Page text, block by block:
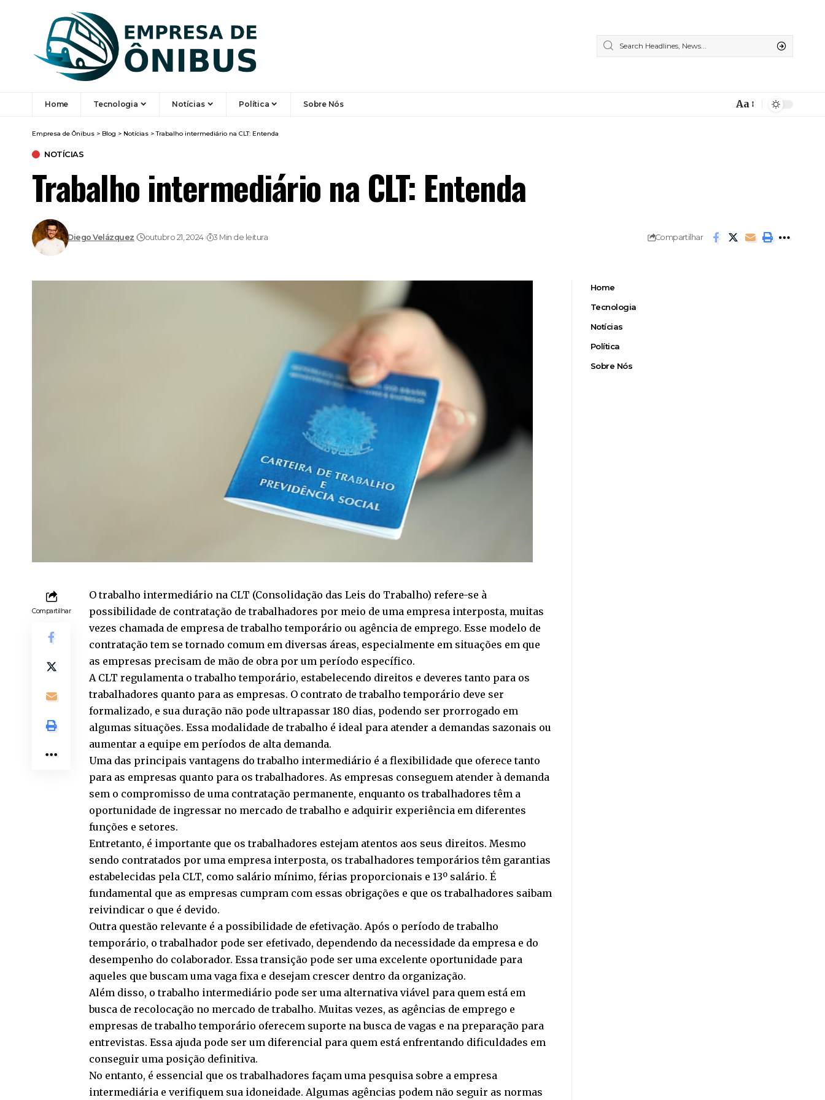
Home Tecnologia Notícias Política Sobre Nós
Font
Aa
Empresa de Ônibus > Blog > Notícias >Trabalho intermediário na CLT: Entenda
NOTÍCIAS
Trabalho intermediário na CLT: Entenda
Diego Velázquez outubro 21, 2024 3 Min de leitura Compartilhar
Compartilhar
O trabalho intermediário na CLT (Consolidação das Leis do Trabalho) refere-se à
possibilidade de contratação de trabalhadores por meio de uma empresa interposta, muitas
vezes chamada de empresa de trabalho temporário ou agência de emprego. Esse modelo de
contratação tem se tornado comum em diversas áreas, especialmente em situações em que
as empresas precisam de mão de obra por um período específico.
A CLT regulamenta o trabalho temporário, estabelecendo direitos e deveres tanto para os
trabalhadores quanto para as empresas. O contrato de trabalho temporário deve ser
formalizado, e sua duração não pode ultrapassar 180 dias, podendo ser prorrogado em
algumas situações. Essa modalidade de trabalho é ideal para atender a demandas sazonais ou
aumentar a equipe em períodos de alta demanda.
Uma das principais vantagens do trabalho intermediário é a flexibilidade que oferece tanto
para as empresas quanto para os trabalhadores. As empresas conseguem atender à demanda
sem o compromisso de uma contratação permanente, enquanto os trabalhadores têm a
oportunidade de ingressar no mercado de trabalho e adquirir experiência em diferentes
funções e setores.
Entretanto, é importante que os trabalhadores estejam atentos aos seus direitos. Mesmo
sendo contratados por uma empresa interposta, os trabalhadores temporários têm garantias
estabelecidas pela CLT, como salário mínimo, férias proporcionais e 13º salário. É
fundamental que as empresas cumpram com essas obrigações e que os trabalhadores saibam
reivindicar o que é devido.
Outra questão relevante é a possibilidade de efetivação. Após o período de trabalho
temporário, o trabalhador pode ser efetivado, dependendo da necessidade da empresa e do
desempenho do colaborador. Essa transição pode ser uma excelente oportunidade para
aqueles que buscam uma vaga fixa e desejam crescer dentro da organização.
Além disso, o trabalho intermediário pode ser uma alternativa viável para quem está em
busca de recolocação no mercado de trabalho. Muitas vezes, as agências de emprego e
empresas de trabalho temporário oferecem suporte na busca de vagas e na preparação para
entrevistas. Essa ajuda pode ser um diferencial para quem está enfrentando dificuldades em
conseguir uma posição definitiva.
No entanto, é essencial que os trabalhadores façam uma pesquisa sobre a empresa
intermediária e verifiquem sua idoneidade. Algumas agências podem não seguir as normas
Home
Tecnologia
Notícias
Política
Sobre Nós